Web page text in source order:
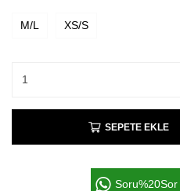
M/L XS/S
SEPETE EKLE
Soru%20Sor